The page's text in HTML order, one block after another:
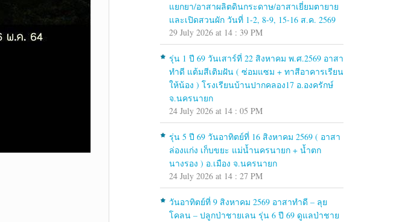
แยกยา/อาสาผลิตดินกระดาษ/อาสาเยี่ยมตายาย
และเปิดสวนผัก วันที่ 1-2, 8-9, 15-16 ส.ค. 2569
29 July 2026 at 14 : 39 PM
รุ่น 1 ปี 69 วันเสาร์ที่ 22 สิงหาคม พ.ศ.2569 อาสา
ทำดี แต้มสีเติมฝัน ( ซ่อมแซม + ทาสีอาคารเรียน
ให้น้อง ) โรงเรียนบ้านปากคลอง17 อ.องครักษ์
จ.นครนายก
24 July 2026 at 14 : 05 PM
รุ่น 5 ปี 69 วันอาทิตย์ที่ 16 สิงหาคม 2569 ( อาสา
ล่องแก่ง เก็บขยะ แม่น้ำนครนายก + น้ำตก
นางรอง ) อ.เมือง จ.นครนายก
24 July 2026 at 14 : 27 PM
วันอาทิตย์ที่ 9 สิงหาคม 2569 อาสาทำดี – ลุย
โคลน – ปลูกป่าชายเลน รุ่น 6 ปี 69 ดูแลป่าชาย